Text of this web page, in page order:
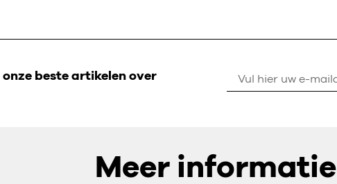
beste artikelen over
Meer informatie